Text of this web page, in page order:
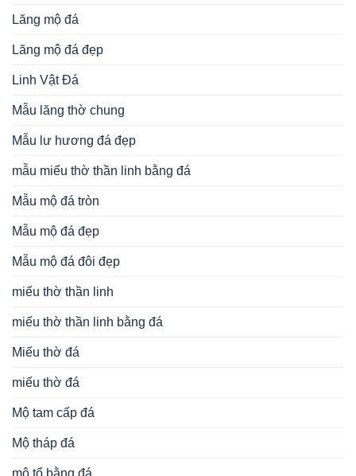
Lăng mộ đá
Lăng mộ đá đẹp
Linh Vật Đá
Mẫu lăng thờ chung
Mẫu lư hương đá đẹp
mẫu miếu thờ thần linh bằng đá
Mẫu mộ đá tròn
Mẫu mộ đá đẹp
Mẫu mộ đá đôi đẹp
miếu thờ thần linh
miếu thờ thần linh bằng đá
Miếu thờ đá
miếu thờ đá
Mộ tam cấp đá
Mộ tháp đá
mộ tổ bằng đá